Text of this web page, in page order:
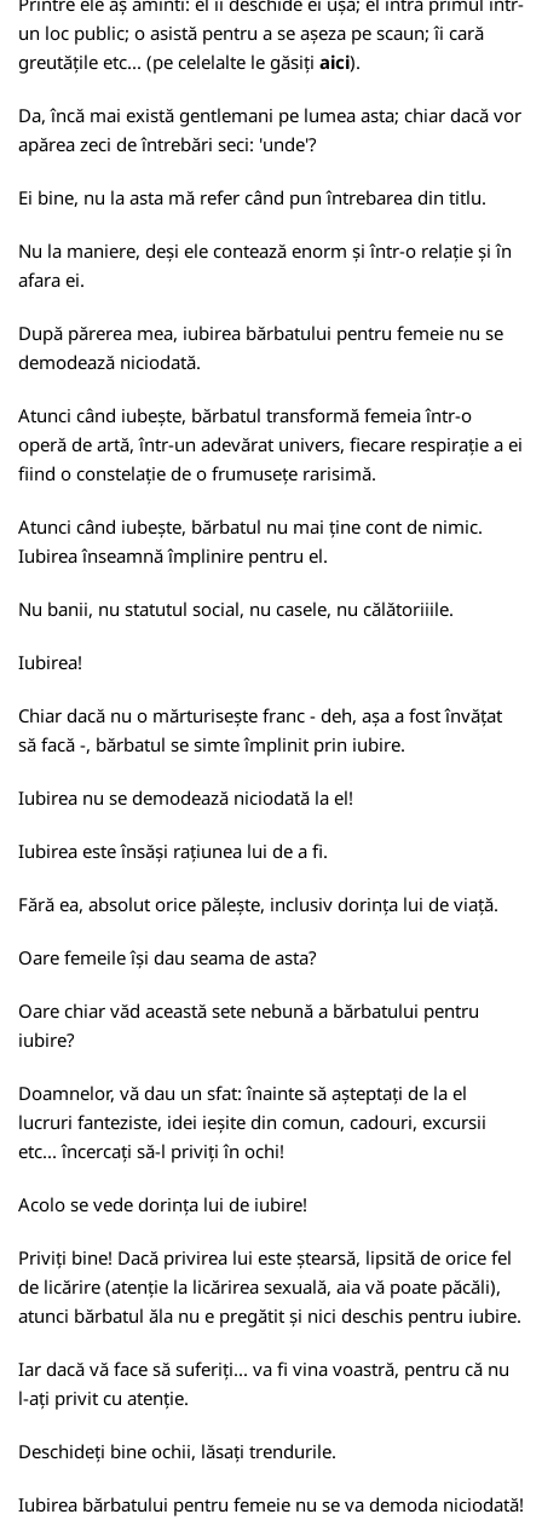
un loc public; o asistă pentru a se așeza pe scaun; îi cară
greutățile etc... (pe celelalte le găsiți aici).
Da, încă mai există gentlemani pe lumea asta; chiar dacă vor
apărea zeci de întrebări seci: 'unde'?
Ei bine, nu la asta mă refer când pun întrebarea din titlu.
Nu la maniere, deși ele contează enorm și într-o relație și în
afara ei.
După părerea mea, iubirea bărbatului pentru femeie nu se
demodează niciodată.
Atunci când iubește, bărbatul transformă femeia într-o
operă de artă, într-un adevărat univers, fiecare respirație a ei
fiind o constelație de o frumusețe rarisimă.
Atunci când iubește, bărbatul nu mai ține cont de nimic.
Iubirea înseamnă împlinire pentru el.
Nu banii, nu statutul social, nu casele, nu călătoriiile.
Iubirea!
Chiar dacă nu o mărturisește franc - deh, așa a fost învățat
să facă -, bărbatul se simte împlinit prin iubire.
Iubirea nu se demodează niciodată la el!
Iubirea este însăși rațiunea lui de a fi.
Fără ea, absolut orice pălește, inclusiv dorința lui de viață.
Oare femeile își dau seama de asta?
Oare chiar văd această sete nebună a bărbatului pentru
iubire?
Doamnelor, vă dau un sfat: înainte să așteptați de la el
lucruri fanteziste, idei ieșite din comun, cadouri, excursii
etc... încercați să-l priviți în ochi!
Acolo se vede dorința lui de iubire!
Priviți bine! Dacă privirea lui este ștearsă, lipsită de orice fel
de licărire (atenție la licărirea sexuală, aia vă poate păcăli),
atunci bărbatul ăla nu e pregătit și nici deschis pentru iubire.
Iar dacă vă face să suferiți... va fi vina voastră, pentru că nu
l-ați privit cu atenție.
Deschideți bine ochii, lăsați trendurile.
Iubirea bărbatului pentru femeie nu se va demoda niciodată!